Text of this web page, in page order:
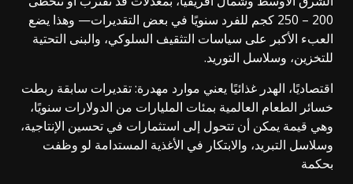
200 – 250 كجم للفرد سنويًا في بعض التقديرات— وهذا يضع
العبء الأكبر على سياسات التثقيف السلوكي، والبنى التحتية
للتخزين، وسلاسل التوريد.
اقتصاديًا، الهدر غذائيًا يعني موارد مهدرة: تقديرات سابقة ربطت
خسائر الطعام العالمية بمئات المليارات من الدولارات سنويًا،
وهي قيمة يمكن أن تتحول إلى استثمارات في تحسين الإنتاجية،
وسلاسل التبريد، والابتكار في الأغذية المستدامة لو وظفت
بحكمة